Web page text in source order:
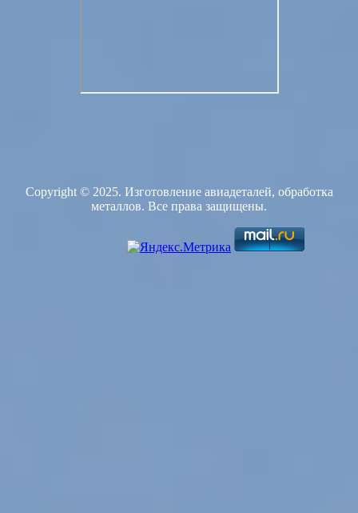
Copyright © 2025. Изготовление авиадеталей, обработка
металлов. Все права защищены.